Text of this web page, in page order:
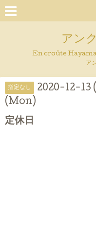
アン
En croûte Hayama
ア
指定なし
2020-12-13
(Mon)
定休日